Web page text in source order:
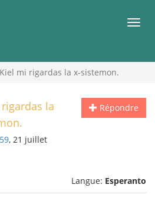
Kiel mi rigardas la x-sistemon.
Répondre
la
, 21 juillet
Langue: Esperanto